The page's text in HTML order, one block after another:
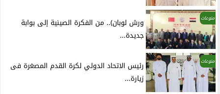
منوعات
ورش لوبان).. من الفكرة الصينية إلى بوابة
جديدة...
منوعات
رئيس الاتحاد الدولي لكرة القدم المصغرة فى
زيارة...